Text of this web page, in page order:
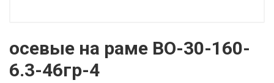
осевые на раме ВО-30-160-
6.3-46гр-4